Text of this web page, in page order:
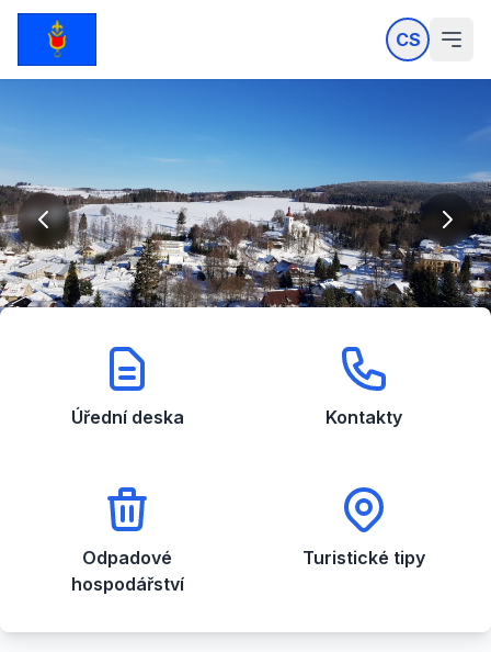
CS
Úřední deska Kontakty
Odpadové
hospodářství
Turistické tipy